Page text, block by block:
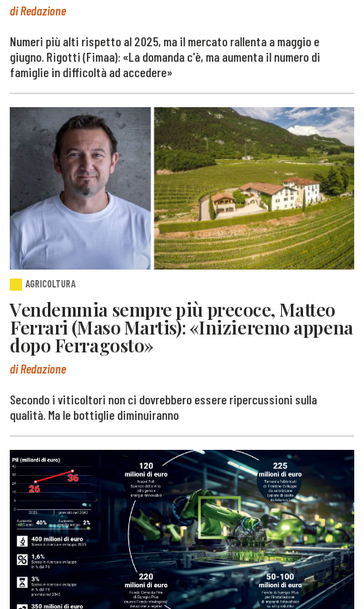
di Redazione
Numeri più alti rispetto al 2025, ma il mercato rallenta a maggio e
giugno. Rigotti (Fimaa): «La domanda c'è, ma aumenta il numero di
famiglie in difficoltà ad accedere»
AGRICOLTURA
Vendemmia sempre più precoce, Matteo
Ferrari (Maso Martis): «Inizieremo appena
dopo Ferragosto»
di Redazione
Secondo i viticoltori non ci dovrebbero essere ripercussioni sulla
qualità. Ma le bottiglie diminuiranno